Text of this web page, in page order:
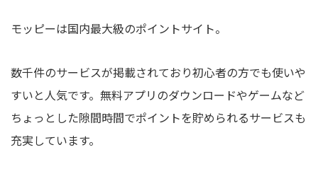
モッピーは国内最大級のポイントサイト。
数千件のサービスが掲載されており初心者の方でも使いや
すいと人気です。無料アプリのダウンロードやゲームなど
ちょっとした隙間時間でポイントを貯められるサービスも
充実しています。